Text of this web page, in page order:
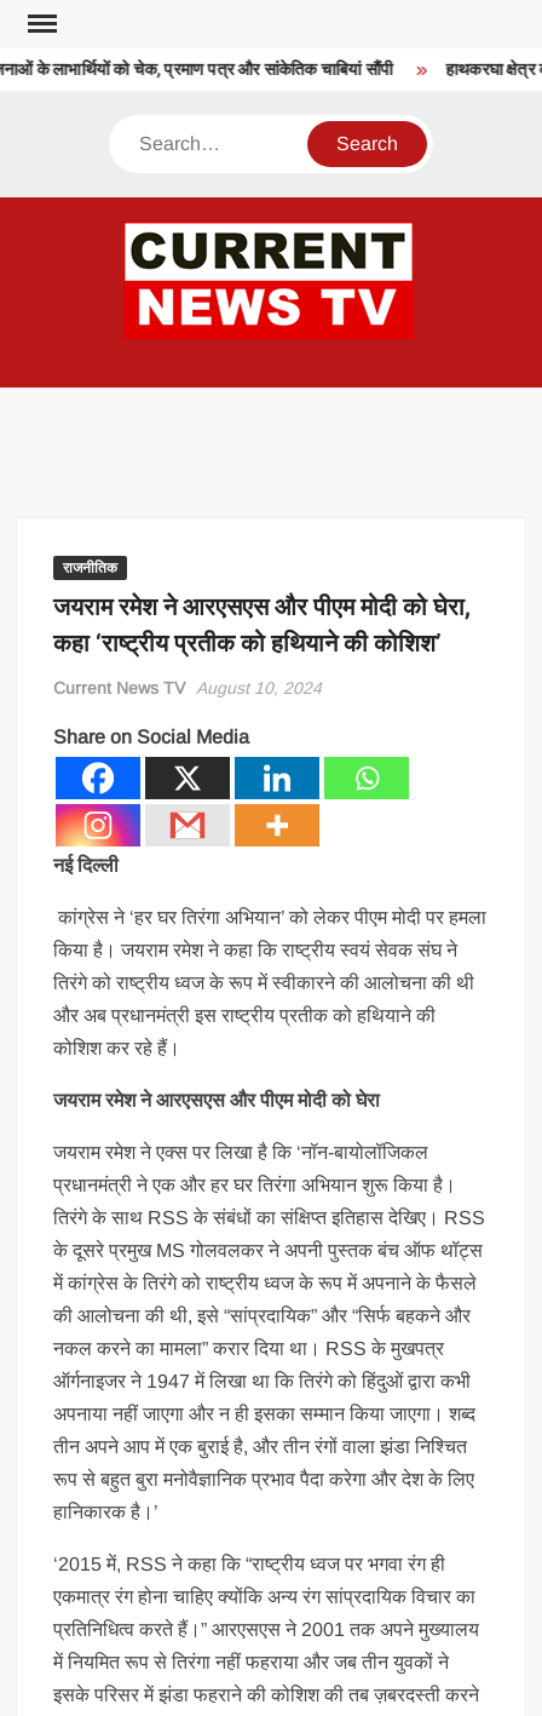
Skip
contentके लाभार्थियों को चेक, प्रमाण पत्र और सांकेतिक चाबियां सौंपी हाथकरघा
Search
राजनीतिक
जयराम रमेश ने आरएसएस और पीएम मोदी को घेरा,
कहा ‘राष्ट्रीय प्रतीक को हथियाने की कोशिश’
Current News TV August 10, 2024
Share on Social Media
नई दिल्ली
कांग्रेस ने ‘हर घर तिरंगा अभियान’ को लेकर पीएम मोदी पर हमला
किया है। जयराम रमेश ने कहा कि राष्ट्रीय स्वयं सेवक संघ ने
तिरंगे को राष्ट्रीय ध्वज के रूप में स्वीकारने की आलोचना की थी
और अब प्रधानमंत्री इस राष्ट्रीय प्रतीक को हथियाने की
कोशिश कर रहे हैं।
जयराम रमेश ने आरएसएस और पीएम मोदी को घेरा
जयराम रमेश ने एक्स पर लिखा है कि ‘नॉन-बायोलॉजिकल
प्रधानमंत्री ने एक और हर घर तिरंगा अभियान शुरू किया है।
तिरंगे के साथ RSS के संबंधों का संक्षिप्त इतिहास देखिए। RSS
के दूसरे प्रमुख MS गोलवलकर ने अपनी पुस्तक बंच ऑफ थॉट्स
में कांग्रेस के तिरंगे को राष्ट्रीय ध्वज के रूप में अपनाने के फैसले
की आलोचना की थी, इसे “सांप्रदायिक” और “सिर्फ बहकने और
नकल करने का मामला” करार दिया था। RSS के मुखपत्र
ऑर्गनाइजर ने 1947 में लिखा था कि तिरंगे को हिंदुओं द्वारा कभी
अपनाया नहीं जाएगा और न ही इसका सम्मान किया जाएगा। शब्द
तीन अपने आप में एक बुराई है, और तीन रंगों वाला झंडा निश्चित
रूप से बहुत बुरा मनोवैज्ञानिक प्रभाव पैदा करेगा और देश के लिए
हानिकारक है।’
‘2015 में, RSS ने कहा कि “राष्ट्रीय ध्वज पर भगवा रंग ही
एकमात्र रंग होना चाहिए क्योंकि अन्य रंग सांप्रदायिक विचार का
प्रतिनिधित्व करते हैं।” आरएसएस ने 2001 तक अपने मुख्यालय
में नियमित रूप से तिरंगा नहीं फहराया और जब तीन युवकों ने
इसके परिसर में झंडा फहराने की कोशिश की तब ज़बरदस्ती करने